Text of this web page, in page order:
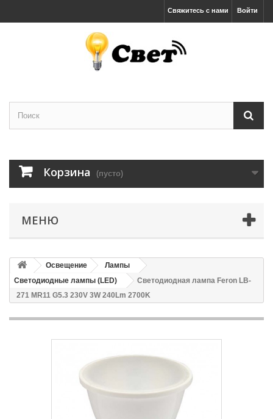
Войти
Свяжитесь с нами
Корзина (пусто)
МЕНЮ
Освещение
Лампы
Светодиодные лампы (LED)
Светодиодная лампа Feron LB-
271 MR11 G5.3 230V 3W 240Lm 2700K